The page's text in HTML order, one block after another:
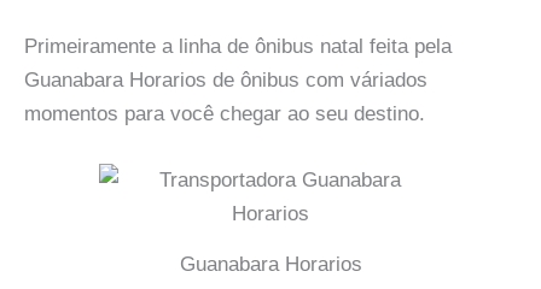
Primeiramente a linha de ônibus natal feita pela
Guanabara Horarios de ônibus com váriados
momentos para você chegar ao seu destino.
Guanabara Horarios